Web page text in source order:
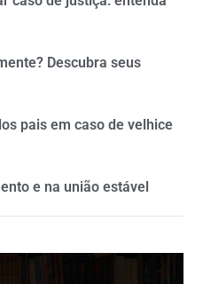
Descubra seus
pais em caso de velhice
e na união estável